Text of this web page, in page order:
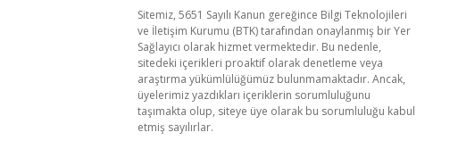
Sitemiz, 5651 Sayılı Kanun gereğince Bilgi Teknolojileri
ve İletişim Kurumu (BTK) tarafından onaylanmış bir Yer
Sağlayıcı olarak hizmet vermektedir. Bu nedenle,
sitedeki içerikleri proaktif olarak denetleme veya
araştırma yükümlülüğümüz bulunmamaktadır. Ancak,
üyelerimiz yazdıkları içeriklerin sorumluluğunu
taşımakta olup, siteye üye olarak bu sorumluluğu kabul
etmiş sayılırlar.